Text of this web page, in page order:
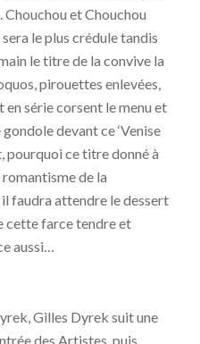
Chouchou et Chouchou
le plus crédule tandis
le titre de la convive la
pirouettes enlevées,
série corsent le menu et
devant ce ‘Venise
pourquoi ce titre donné à
de la
il faudra attendre le dessert
cette farce tendre et
aussi…
Gilles Dyrek suit une
des Artistes, puis